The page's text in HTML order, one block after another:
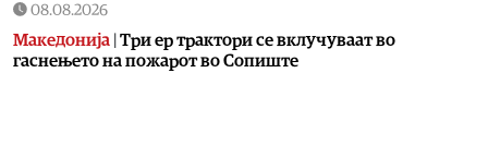
08.08.2026
Македонија Три ер трактори се вклучуваат во
гаснењето на пожарот во Сопиште